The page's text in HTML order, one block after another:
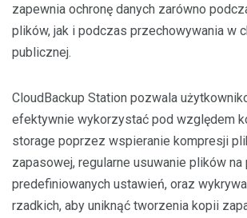
zapewnia ochronę danych zarówno
plików, jak i podczas przechowywania w
publicznej.
CloudBackup Station pozwala
efektywnie wykorzystać pod względem
storage poprzez wspieranie kompresji
zapasowej, regularne usuwanie plików
predefiniowanych ustawień, oraz
rzadkich, aby uniknąć tworzenia kopii